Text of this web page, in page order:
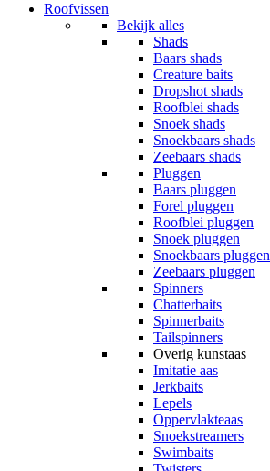
Roofvissen
Bekijk alles
Shads
Baars shads
Creature baits
Dropshot shads
Roofblei shads
Snoek shads
Snoekbaars shads
Zeebaars shads
Pluggen
Baars pluggen
Forel pluggen
Roofblei pluggen
Snoek pluggen
Snoekbaars pluggen
Zeebaars pluggen
Spinners
Chatterbaits
Spinnerbaits
Tailspinners
Overig kunstaas
Imitatie aas
Jerkbaits
Lepels
Oppervlakteaas
Snoekstreamers
Swimbaits